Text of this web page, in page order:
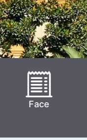
Face